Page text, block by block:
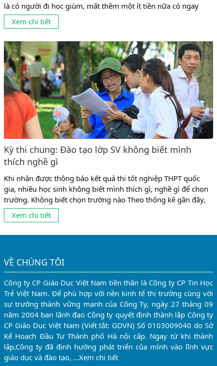
là có người đi học giùm, mất thêm một ít tiền nữa có ngay
người đi thi giùm. Chuyện học thuê, thi hộ (học giả, thi giả) đã
hợp pháp hóa cho những...
Xem chi tiết
Kỳ thi chung: Đào tạo lớp SV không biết mình
thích nghề gì
Khi nhận được thông báo kết quả thi tốt nghiệp THPT quốc
gia, nhiều học sinh không biết mình thích gì, nghề gì để chọn
trường. Không biết chọn trường nào Theo thống kê gần đây,
có tới 10% số sinh viên không theo được ngành mình đang
học vì chọn nghề chưa phù hợp. Và có lẽ, con số này còn...
Xem chi tiết
VỀ CHÚNG TÔI
Công ty CP Giáo Dục Việt Nam tiền thân là Công ty CP Tin Học
Trẻ Việt Nam. Để phù hợp với nền kinh tế thị trường cùng với
sự trưởng thành vững mạnh của Công Ty, ngày 27 tháng 09
năm 2004 ban lãnh đạo Công ty quyết định thành lập Công ty
CP Giáo Dục Việt Nam (Viết tắt: GDVN) Số 0103009040 do Sở
Kế Hoạch Đầu Tư Thành phố Hà nội cấp. Ngay từ khi thành
lập,Công ty đã định hướng phát triển của mình vào lĩnh vực
giáo dục và đào tạo, …Xem chi tiết